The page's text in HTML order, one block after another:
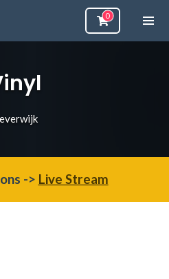
-> Live Stream